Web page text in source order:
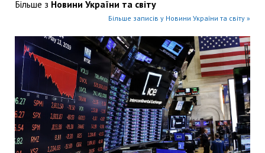
Більше з Новини України та світу
Більше записів у Новини України та світу »